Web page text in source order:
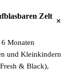
Zelt+
Monaten
und Kleinkindern
& Black),